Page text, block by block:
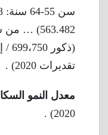
تقديرات 2020) .
معدل النمو
2020) .